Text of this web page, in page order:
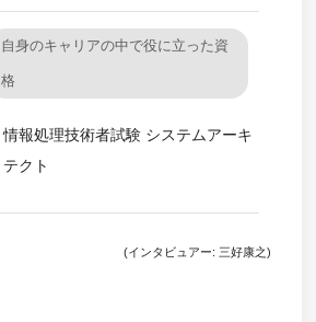
自身のキャリアの中で役に立った資
格
情報処理技術者試験 システムアーキ
テクト
(インタビュアー: 三好康之)